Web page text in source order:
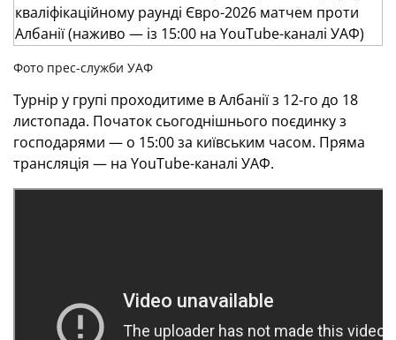
Фото прес-служби УАФ
Турнір у групі проходитиме в Албанії з 12-го до 18
листопада. Початок сьогоднішнього поєдинку з
господарями — о 15:00 за київським часом. Пряма
трансляція — на YouTube-каналі УАФ.